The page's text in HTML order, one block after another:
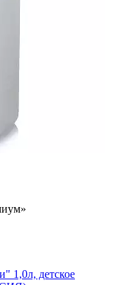
1,0л, детское